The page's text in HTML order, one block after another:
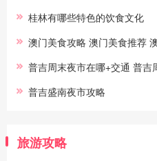
桂林有哪些特色的饮食文化
澳门美食攻略 澳门美食推荐
普吉周末夜市在哪+交通 普吉
普吉盛南夜市攻略
旅游攻略